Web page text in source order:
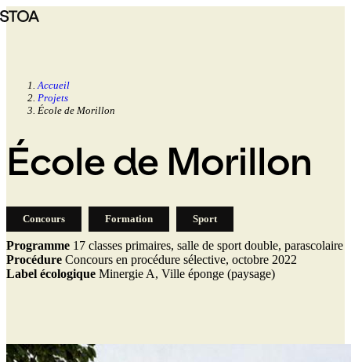
Aller
Fil
d'Ariane
Accueil
Projets
École de Morillon
École de Morillon
Concours Formation Sport
Programme 17 classes primaires, salle de sport double, parascolaire
Procédure Concours en procédure sélective, octobre 2022
Label écologique Minergie A, Ville éponge (paysage)